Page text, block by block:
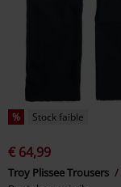
% Stock faible
€ 64,99
Troy Plissee Trousers